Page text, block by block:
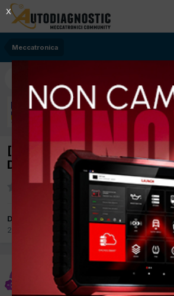
Meccatronica
[nissan qushqai 09/2013
Diesel] sostituzione catena
Da diliberto giuseppe
25 Ottobre 2016
diliberto giuseppe
Inviato25 Ottobre 2016
X